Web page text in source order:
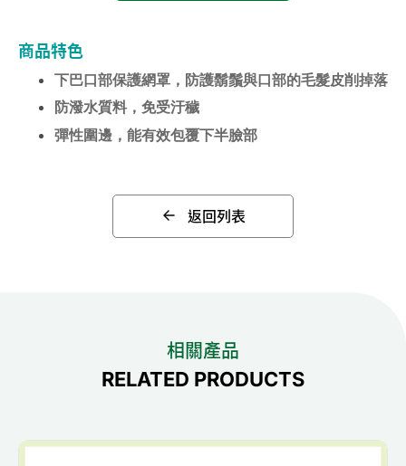
商品特色
下巴口部保護網罩，防護鬍鬚與口部的毛髮皮削掉落
防潑水質料，免受汙穢
彈性圍邊，能有效包覆下半臉部
返回列表
相關產品
RELATED PRODUCTS